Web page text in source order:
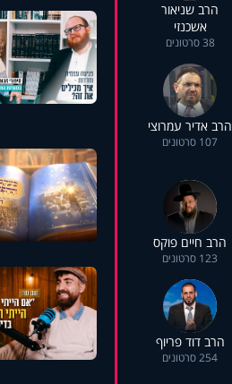
הרב שניאור
אשכנזי
38 סרטונים
הרב אדיר עמרוצי
107 סרטונים
הרב חיים פוקס
123 סרטונים
הרב דוד פריוף
254 סרטונים